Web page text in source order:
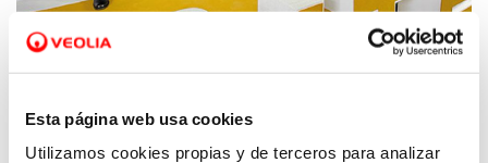
Esta página web usa cookies
Utilizamos cookies propias y de terceros para analizar
01 JUL 2022
El CPEIG reconoce la red Dinapsis de Viaqua
Sostenible